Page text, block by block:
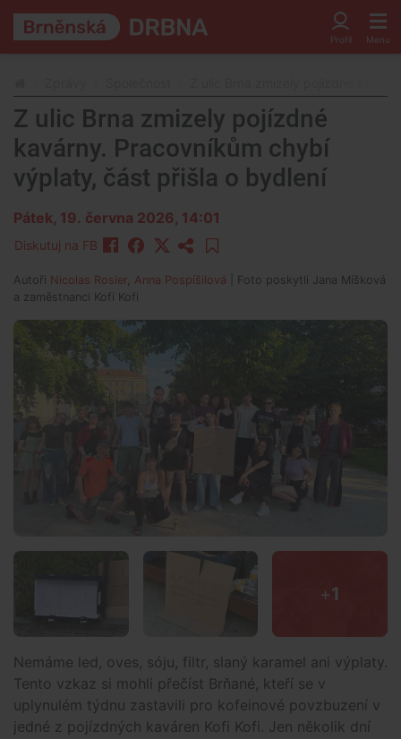
Z ulic Brna zmizely pojízdné
kavárny. Pracovníkům chybí
výplaty, část přišla o bydlení
Pátek, 19. června 2026, 14:01
Diskutuj na FB
Autoři Nicolas Rosier Anna Pospíšilová | Foto poskytli Jana Míšková
a zaměstnanci Kofi Kofi
+1
Nemáme led, oves, sóju, filtr, slaný karamel ani výplaty.
Tento vzkaz si mohli přečíst Brňané, kteří se v
uplynulém týdnu zastavili pro kofeinové povzbuzení v
jedné z pojízdných kaváren Kofi Kofi. Jen několik dní